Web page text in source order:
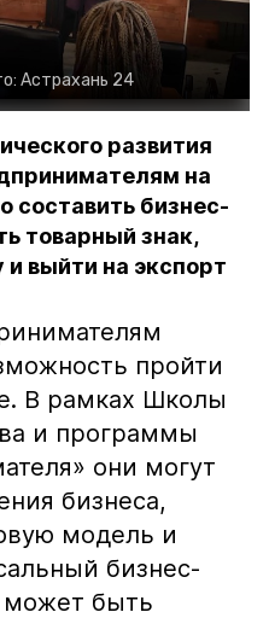
Астрахань 24
развития
на
составить бизнес-
товарный знак,
и выйти на экспорт
пройти
В рамках Школы
и программы
они могут
бизнеса,
модель и
бизнес-
может быть